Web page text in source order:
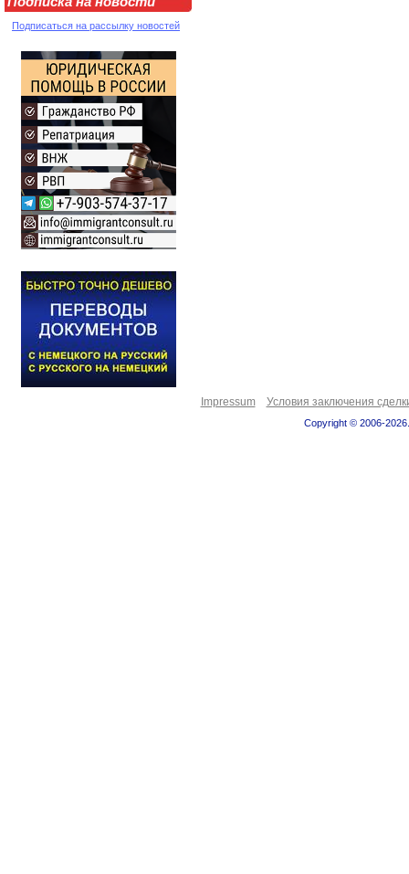
Подписаться на рассылку новостей
Impressum Условия заключения
Copyright © 2006-